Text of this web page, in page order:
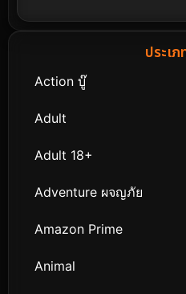
ประเ
Action บู๊
Adult
Adult 18+
Adventure ผจญภัย
Amazon Prime
Animal